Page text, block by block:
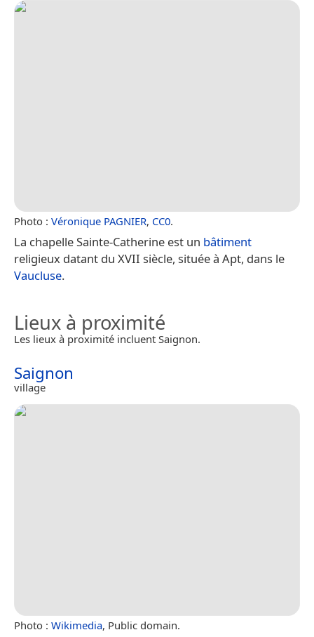
Photo : Véronique PAGNIER, CC0.
La chapelle Sainte-Catherine est un bâtiment
religieux datant du XVII siècle, située à Apt, dans le
Vaucluse.
Lieux à proximité
Les lieux à proximité incluent Saignon.
Saignon
village
Photo : Wikimedia, Public domain.